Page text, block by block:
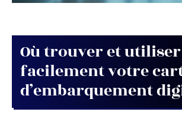
Où trouver et utiliser
facilement votre
d’embarquement